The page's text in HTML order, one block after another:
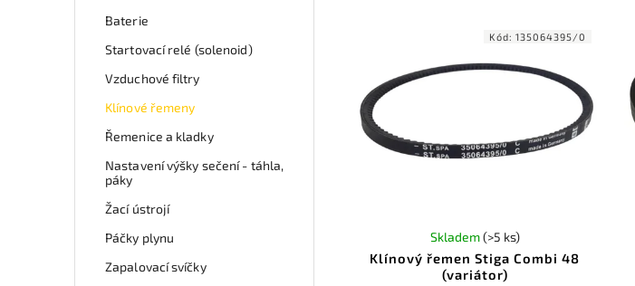
Baterie
Startovací relé (solenoid)
Vzduchové filtry
Klínové řemeny
Řemenice a kladky
Nastavení výšky sečení - táhla,
páky
Žací ústrojí
Páčky plynu
Zapalovací svíčky
Klínový řemen Stiga Combi 48
(variátor)
Skladem(>5 ks)
Kód:135064395/0